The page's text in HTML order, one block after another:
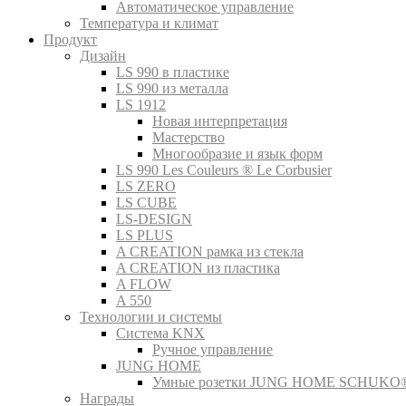
Автоматическое управление
Температура и климат
Продукт
Дизайн
LS 990 в пластике
LS 990 из металла
LS 1912
Новая интерпретация
Мастерство
Многообразие и язык форм
LS 990 Les Couleurs ® Le Corbusier
LS ZERO
LS CUBE
LS-DESIGN
LS PLUS
A CREATION рамка из стекла
A CREATION из пластика
A FLOW
A 550
Технологии и системы
Система KNX
Ручное управление
JUNG HOME
Умные розетки JUNG HOME
Награды